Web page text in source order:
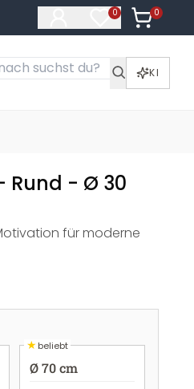
0
Artikel im
0
Artikel
KI
Rund - Ø 30
für moderne
★beliebt
Ø 70 cm